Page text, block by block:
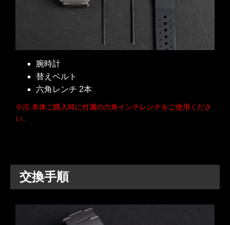
腕時計
替えベルト
六角レンチ 2本
※注 本体ご購入時に付属の六角インチレンチをご使用くださ
い。
交換手順